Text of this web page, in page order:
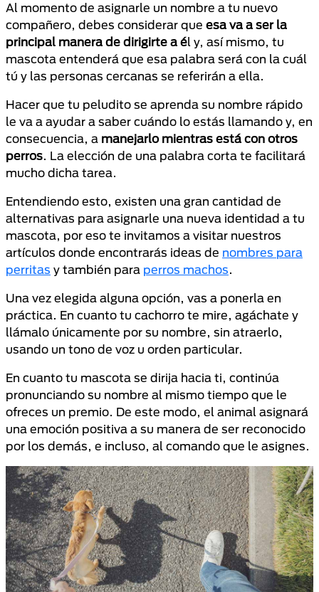
Al momento de asignarle un nombre a tu nuevo
compañero, debes considerar que esa va a ser la
principal manera de dirigirte a él y, así mismo, tu
mascota entenderá que esa palabra será con la cuál
tú y las personas cercanas se referirán a ella.
Hacer que tu peludito se aprenda su nombre rápido
le va a ayudar a saber cuándo lo estás llamando y, en
consecuencia, a manejarlo mientras está con otros
perros. La elección de una palabra corta te facilitará
mucho dicha tarea.
Entendiendo esto, existen una gran cantidad de
alternativas para asignarle una nueva identidad a tu
mascota, por eso te invitamos a visitar nuestros
artículos donde encontrarás ideas de nombres para
perritas y también para perros machos.
Una vez elegida alguna opción, vas a ponerla en
práctica. En cuanto tu cachorro te mire, agáchate y
llámalo únicamente por su nombre, sin atraerlo,
usando un tono de voz u orden particular.
En cuanto tu mascota se dirija hacia ti, continúa
pronunciando su nombre al mismo tiempo que le
ofreces un premio. De este modo, el animal asignará
una emoción positiva a su manera de ser reconocido
por los demás, e incluso, al comando que le asignes.